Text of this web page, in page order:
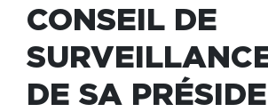
CONSEIL DE
DE SA